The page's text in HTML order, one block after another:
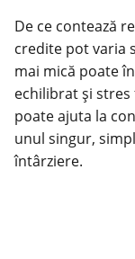
De ce contează
credite pot varia
mai mică poate
echilibrat și
poate ajuta la
unul singur,
întârziere.